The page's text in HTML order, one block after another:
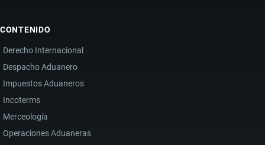
CONTENIDO
Derecho Internacional
Despacho Aduanero
Impuestos Aduaneros
Incoterms
Merceología
Operaciones Aduaneras